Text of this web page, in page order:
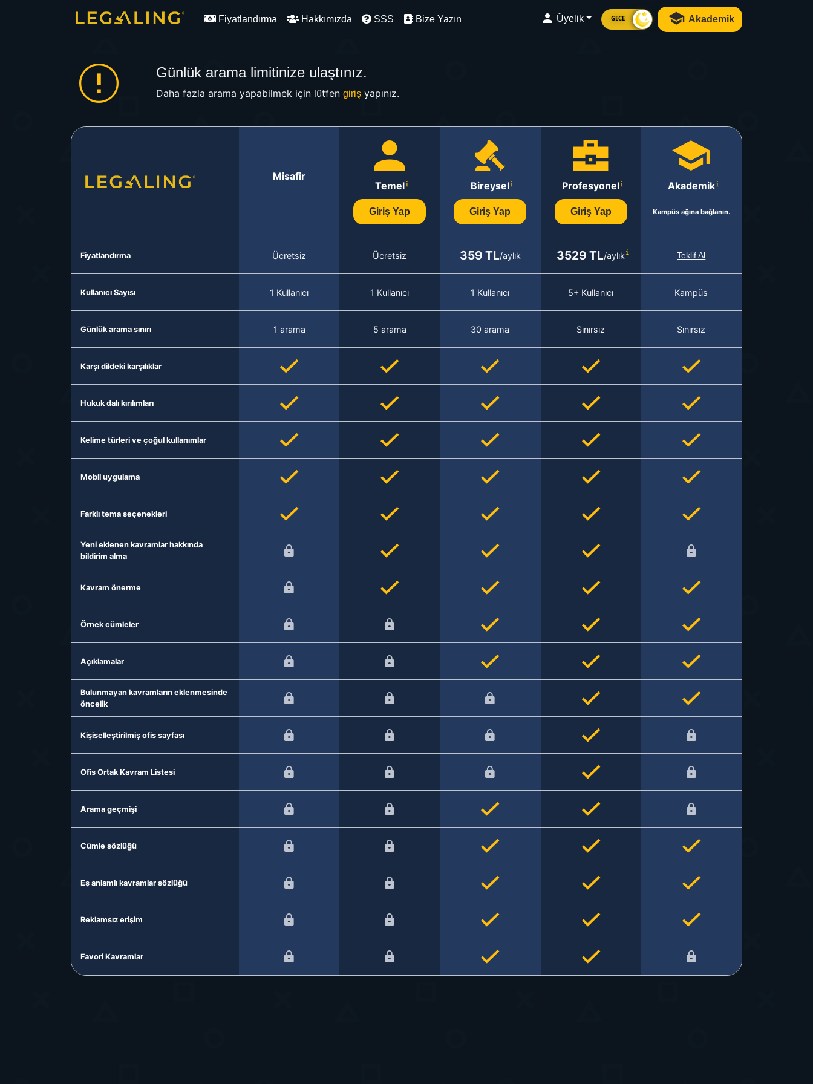
Fiyatlandırma Hakkımızda SSS Bize Yazın Üyelik GECE Akademik
Günlük arama limitinize ulaştınız.
Daha fazla arama yapabilmek için lütfen girişyapınız.
Misafir
Temel
Giriş Yap
Bireysel
Giriş Yap
Profesyonel
Giriş Yap
Akademik
Kampüs ağına bağlanın.
Fiyatlandırma Ücretsiz Ücretsiz 359 TL/aylık 3529 TL/aylık Teklif Al
Kullanıcı Sayısı 1 Kullanıcı 1 Kullanıcı 1 Kullanıcı 5+ Kullanıcı Kampüs
Günlük arama sınırı 1 arama 5 arama 30 arama Sınırsız Sınırsız
Karşı dildeki karşılıklar
Hukuk dalı kırılımları
Kelime türleri ve çoğul kullanımlar
Mobil uygulama
Farklı tema seçenekleri
Yeni eklenen kavramlar hakkında
bildirim alma
Kavram önerme
Örnek cümleler
Açıklamalar
Bulunmayan kavramların eklenmesinde
öncelik
Kişiselleştirilmiş ofis sayfası
Ofis Ortak Kavram Listesi
Arama geçmişi
Cümle sözlüğü
Eş anlamlı kavramlar sözlüğü
Reklamsız erişim
Favori Kavramlar